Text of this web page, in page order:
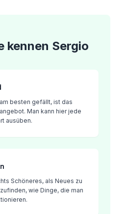
kennen Sergio
besten gefällt, ist das
Man kann hier jede
ausüben.
Schöneres, als Neues zu
wie Dinge, die man